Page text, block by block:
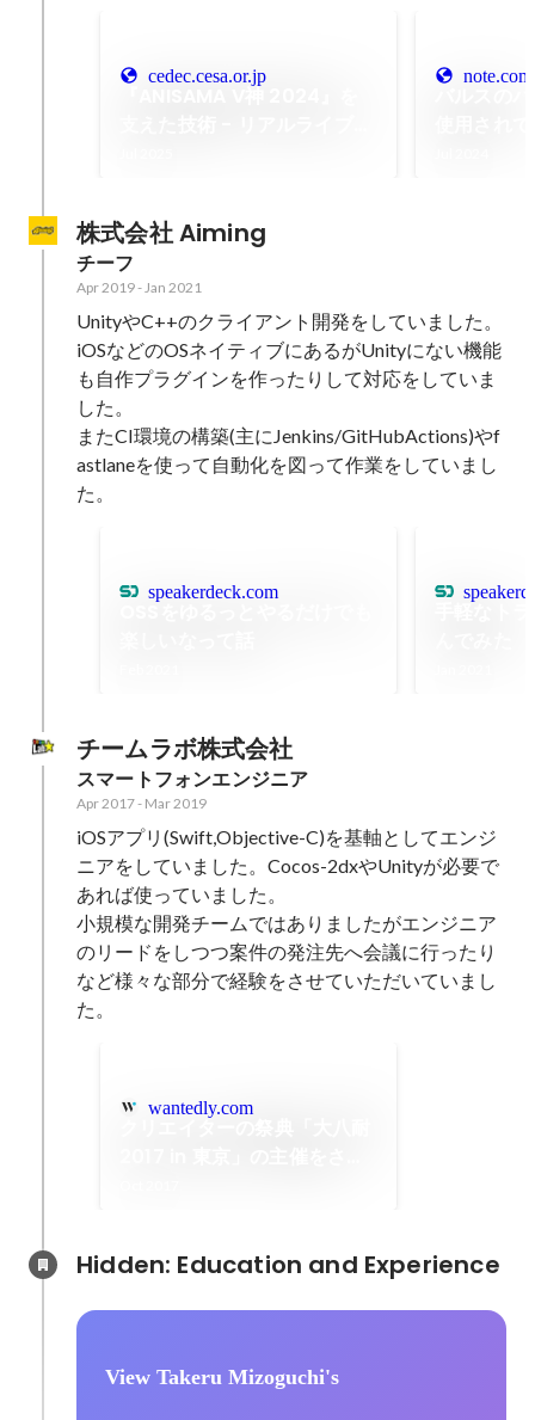
cedec.cesa.or.jp note.com
株式会社 Aiming
チーフ
Apr 2019- Jan 2021
UnityやC++のクライアント開発をしていました。
iOSなどのOSネイティブにあるがUnityにない機能
も自作プラグインを作ったりして対応をしていま
した。
またCI環境の構築(主にJenkins/GitHubActions)やf
astlaneを使って自動化を図って作業をしていまし
た。
speakerdeck.com
チームラボ株式会社
スマートフォンエンジニア
Apr 2017- Mar 2019
iOSアプリ(Swift,Objective-C)を基軸としてエンジ
ニアをしていました。Cocos-2dxやUnityが必要で
あれば使っていました。
小規模な開発チームではありましたがエンジニア
のリードをしつつ案件の発注先へ会議に行ったり
など様々な部分で経験をさせていただいていまし
た。
wantedly.com
View Takeru Mizoguchi's